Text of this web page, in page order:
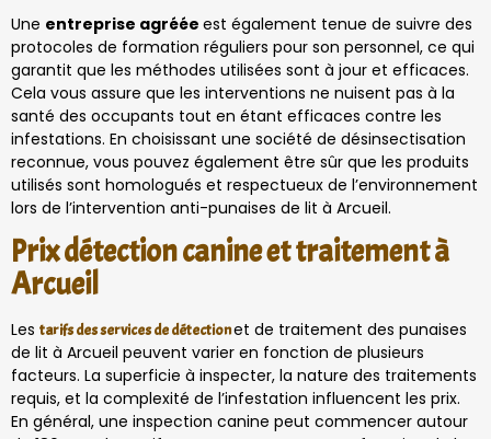
Une entreprise agréée est également tenue de suivre des
protocoles de formation réguliers pour son personnel, ce qui
garantit que les méthodes utilisées sont à jour et efficaces.
Cela vous assure que les interventions ne nuisent pas à la
santé des occupants tout en étant efficaces contre les
infestations. En choisissant une société de désinsectisation
reconnue, vous pouvez également être sûr que les produits
utilisés sont homologués et respectueux de l’environnement
lors de l’intervention anti-punaises de lit à Arcueil.
Prix détection canine et traitement à
Arcueil
Les tarifs des services de détectionet de traitement des punaises
de lit à Arcueil peuvent varier en fonction de plusieurs
facteurs. La superficie à inspecter, la nature des traitements
requis, et la complexité de l’infestation influencent les prix.
En général, une inspection canine peut commencer autour